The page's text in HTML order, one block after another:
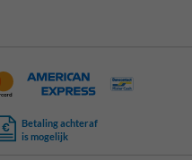
Betaling achteraf
is mogelijk